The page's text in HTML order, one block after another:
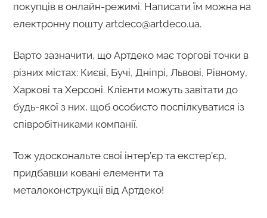
покупців в онлайн-режимі. Написати їм можна на
електронну пошту artdeco@artdeco.ua.
Варто зазначити, що Артдеко має торгові точки в
різних містах: Києві, Бучі, Дніпрі, Львові, Рівному,
Харкові та Херсоні. Клієнти можуть завітати до
будь-якої з них, щоб особисто поспілкуватися із
співробітниками компанії.
Тож удоскональте свої інтер’єр та екстер’єр,
придбавши ковані елементи та
металоконструкції від Артдеко!